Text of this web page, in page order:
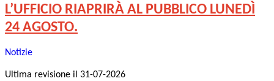
L’UFFICIO RIAPRIRÀ AL PUBBLICO LUNEDÌ
24 AGOSTO.
Notizie
Ultima revisione il 31-07-2026